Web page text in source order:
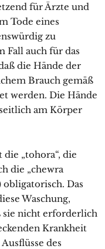
für Ärzte und
Tode eines
zu
Fall auch für das
die Hände der
Brauch gemäß
werden. Die Hände
am Körper
„tohora“, die
die „chewra
obligatorisch. Das
Waschung,
sie nicht erforderlich
Krankheit
des